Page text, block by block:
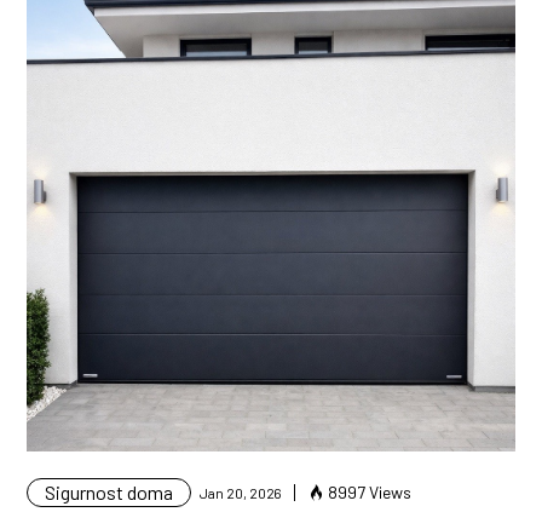
Sigurnost doma Jan 20, 2026 8997 Views